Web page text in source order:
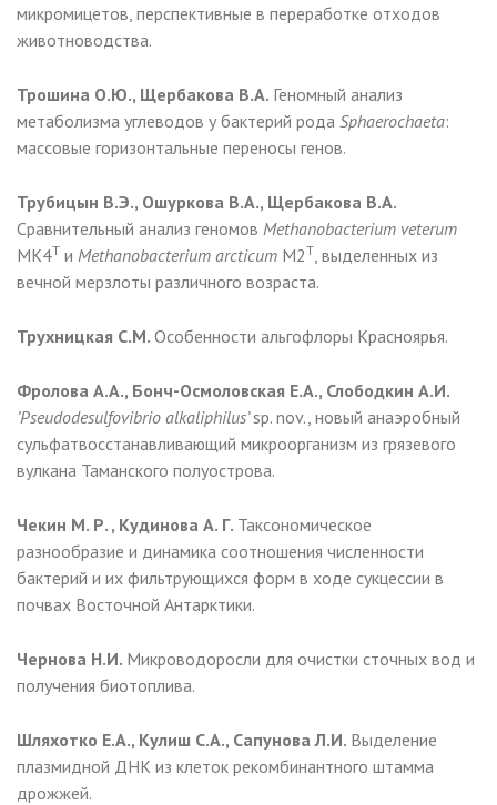
микромицетов, перспективные в переработке отходов
животноводства.
Трошина О.Ю., Щербакова В.А. Геномный анализ
метаболизма углеводов у бактерий рода Sphaerochaeta:
массовые горизонтальные переносы генов.
Трубицын В.Э., Ошуркова В.А., Щербакова В.А.
Сравнительный анализ геномов Methanobacterium veterum
MK4T и Methanobacterium arcticum M2T , выделенных из
вечной мерзлоты различного возраста.
Трухницкая С.М. Особенности альгофлоры Красноярья.
Фролова А.А., Бонч-Осмоловская Е.А., Слободкин А.И.
’Pseudodesulfovibrio alkaliphilus’sp. nov., новый анаэробный
сульфатвосстанавливающий микроорганизм из грязевого
вулкана Таманского полуострова.
Чекин М. Р. , Кудинова А. Г. Таксономическое
разнообразие и динамика соотношения численности
бактерий и их фильтрующихся форм в ходе сукцессии в
почвах Восточной Антарктики.
Чернова Н.И. Микроводоросли для очистки сточных вод и
получения биотоплива.
Шляхотко Е.А., Кулиш С.А., Сапунова Л.И. Выделение
плазмидной ДНК из клеток рекомбинантного штамма
дрожжей.